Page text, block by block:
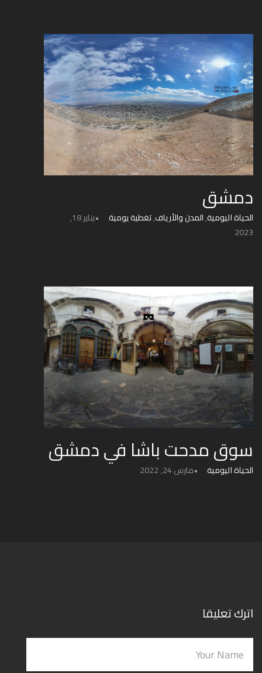
دمشق
الحياة اليومية,المدن والأرياف,تغطية يومية
يناير 18,
2023
سوق مدحت باشا في دمشق
الحياة اليومية مارس 24, 2022
اترك تعليقا